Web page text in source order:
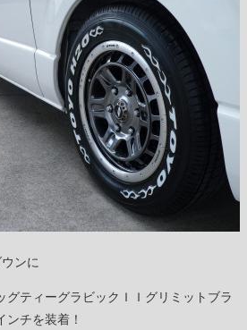
ンに
グティーグラビックＩＩグリミットブラ
ンチを装着！